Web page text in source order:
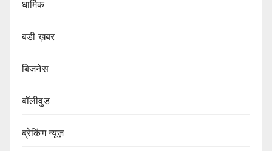
धार्मिक
बडी ख़बर
बिजनेस
बॉलीवुड
ब्रेकिंग न्यूज़